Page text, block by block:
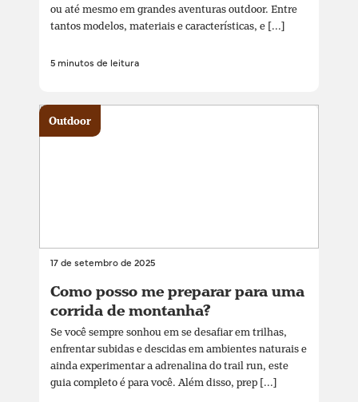
ou até mesmo em grandes aventuras outdoor. Entre
tantos modelos, materiais e características, e [...]
5 minutos de leitura
17 de setembro de 2025
Como posso me preparar para uma
corrida de montanha?
Se você sempre sonhou em se desafiar em trilhas,
enfrentar subidas e descidas em ambientes naturais e
ainda experimentar a adrenalina do trail run, este
guia completo é para você. Além disso, prep [...]
Outdoor